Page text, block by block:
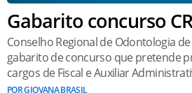
Gabarito concurso
Conselho Regional de Odontologia
gabarito de concurso que pretende
cargos de Fiscal e Auxiliar
POR GIOVANA BRASIL